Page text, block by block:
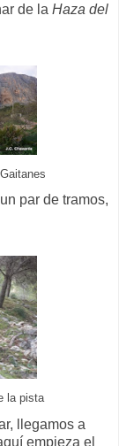
de la Haza del
par de tramos,
la pista
llegamos a
empieza el